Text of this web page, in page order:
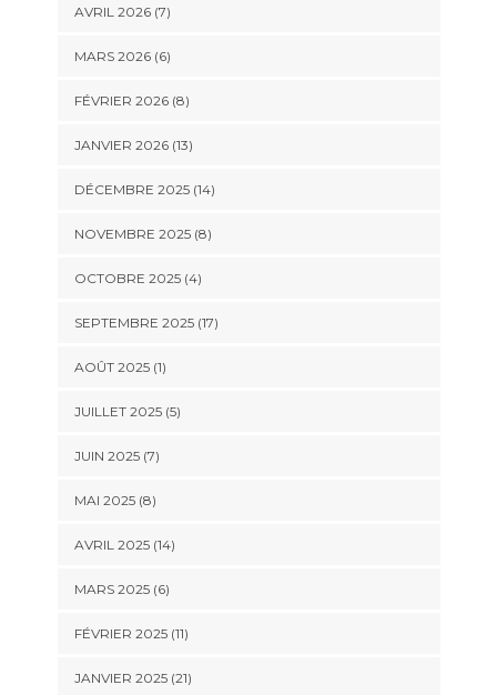
AVRIL 2026 (7)
MARS 2026 (6)
FÉVRIER 2026 (8)
JANVIER 2026 (13)
DÉCEMBRE 2025 (14)
NOVEMBRE 2025 (8)
OCTOBRE 2025 (4)
SEPTEMBRE 2025 (17)
AOÛT 2025 (1)
JUILLET 2025 (5)
JUIN 2025 (7)
MAI 2025 (8)
AVRIL 2025 (14)
MARS 2025 (6)
FÉVRIER 2025 (11)
JANVIER 2025 (21)